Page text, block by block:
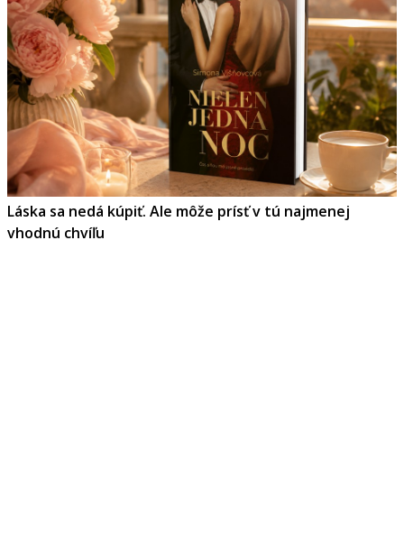
Láska sa nedá kúpiť. Ale môže prísť v tú najmenej
vhodnú chvíľu